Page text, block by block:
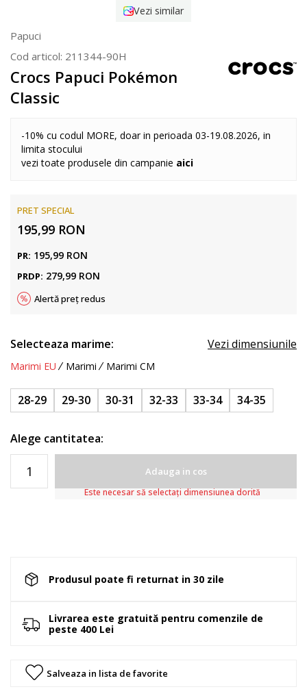
Vezi similar
Papuci
Cod articol: 211344-90H
Crocs Papuci Pokémon
Classic
-10% cu codul MORE, doar in perioada 03-19.08.2026, in
limita stocului
vezi toate produsele din campanie aici
PRET SPECIAL
195,99 RON
PR: 195,99 RON
PRDP: 279,99 RON
Alertă preț redus
Selecteaza marime: Vezi dimensiunile
Marimi EU Marimi Marimi CM
28-29 29-30 30-31 32-33 33-34 34-35
Alege cantitatea:
Adauga in cos
Este necesar să selectați dimensiunea dorită
Produsul poate fi returnat in 30 zile
Livrarea este gratuită pentru comenzile de
peste 400 Lei
Salveaza in lista de favorite